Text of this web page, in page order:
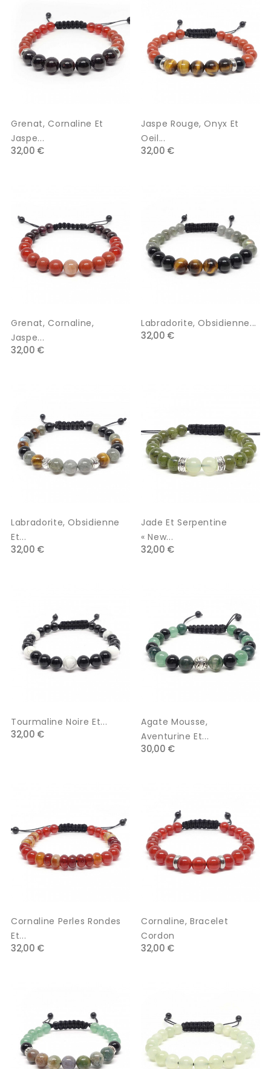
Grenat, Cornaline Et
Jaspe...
32,00 €
Jaspe Rouge, Onyx Et
Oeil...
32,00 €
Grenat, Cornaline,
Jaspe...
32,00 €
Labradorite, Obsidienne...
32,00 €
Labradorite, Obsidienne
Et...
32,00 €
Jade Et Serpentine
« New...
32,00 €
Tourmaline Noire Et...
32,00 €
Agate Mousse,
Aventurine Et...
30,00 €
Cornaline Perles Rondes
Et...
32,00 €
Cornaline, Bracelet
Cordon
32,00 €